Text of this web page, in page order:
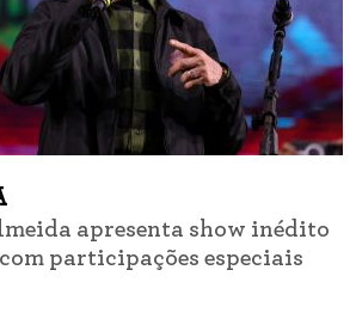
apresenta show inédito
participações especiais